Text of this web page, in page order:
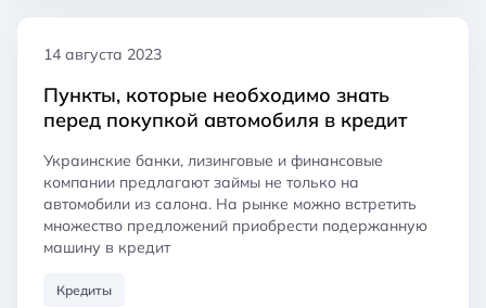
14 августа 2023
Пункты, которые необходимо знать
перед покупкой автомобиля в кредит
Украинские банки, лизинговые и финансовые
компании предлагают займы не только на
автомобили из салона. На рынке можно встретить
множество предложений приобрести подержанную
машину в кредит
Кредиты